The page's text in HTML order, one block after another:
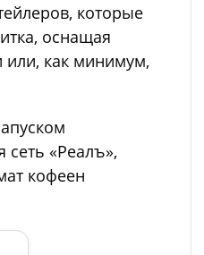
которые
оснащая
или, как минимум,
сеть «Реалъ»,
кофеен